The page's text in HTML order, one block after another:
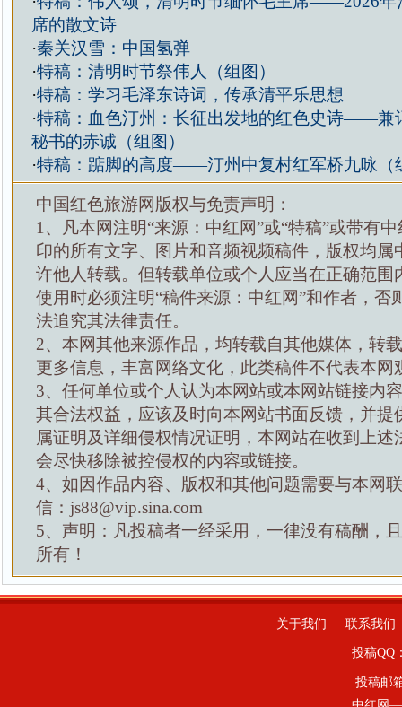
席的散文诗
·秦关汉雪：中国氢弹
·特稿：清明时节祭伟人（组图）
·特稿：学习毛泽东诗词，传承清平乐思想
·特稿：血色汀州：长征出发地的红色史诗——兼
秘书的赤诚（组图）
·特稿：踮脚的高度——汀州中复村红军桥九咏（
中国红色旅游网版权与免责声明：
1、凡本网注明“来源：中红网”或“特稿”或带有
印的所有文字、图片和音频视频稿件，版权均属
许他人转载。但转载单位或个人应当在正确范围
使用时必须注明“稿件来源：中红网”和作者，否
法追究其法律责任。
2、本网其他来源作品，均转载自其他媒体，转
更多信息，丰富网络文化，此类稿件不代表本网
3、任何单位或个人认为本网站或本网站链接内
其合法权益，应该及时向本网站书面反馈，并提
属证明及详细侵权情况证明，本网站在收到上述
会尽快移除被控侵权的内容或链接。
4、如因作品内容、版权和其他问题需要与本网
信：js88@vip.sina.com
5、声明：凡投稿者一经采用，一律没有稿酬，
所有！
关于我们 联系我们
投稿QQ
投稿邮